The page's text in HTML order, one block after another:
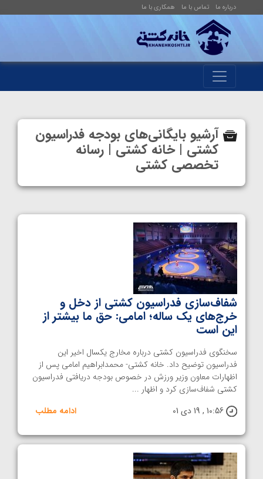
درباره ما تماس با ما همکاری با ما
آرشیو بایگانی‌های بودجه فدراسیون
کشتی | خانه کشتی | رسانه
تخصصی کشتی
شفاف‌سازی فدراسیون کشتی از دخل و
خرج‌های یک ساله؛ امامی: حق ما بیشتر از
این است
سخنگوی فدراسیون کشتی درباره مخارج یکسال اخیر این
فدراسیون توضیح داد. خانه کشتی- محمدابراهیم امامی پس از
اظهارات معاون وزیر ورزش در خصوص بودجه دریافتی فدراسیون
کشتی شفاف‌سازی کرد و اظهار ...
10:56 , 19 دی 01
ادامه مطلب